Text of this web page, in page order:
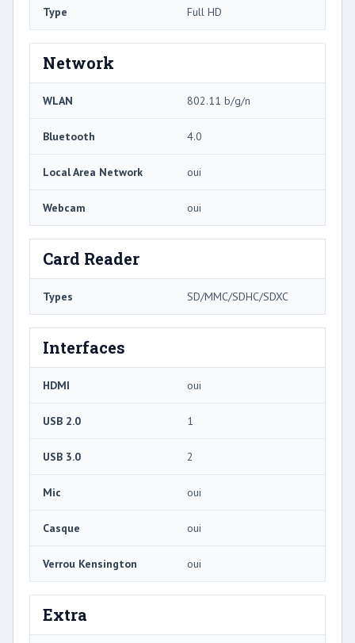
Type Full HD
Network
WLAN 802.11 b/g/n
Bluetooth 4.0
Local Area Network oui
Webcam oui
Card Reader
Types SD/MMC/SDHC/SDXC
Interfaces
HDMI oui
USB 2.0 1
USB 3.0 2
Mic oui
Casque oui
Verrou Kensington oui
Extra